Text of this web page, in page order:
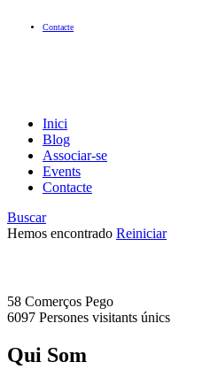
Contacte
Inici
Blog
Associar-se
Events
Contacte
Buscar
Hemos encontrado Reiniciar
58 Comerços Pego
6097 Persones visitants únics
Qui Som